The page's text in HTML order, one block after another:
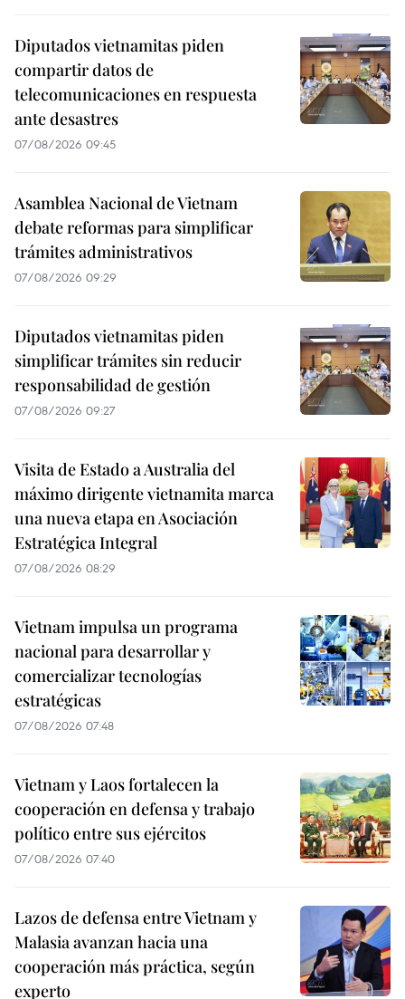
Diputados vietnamitas piden
compartir datos de
telecomunicaciones en respuesta
ante desastres
07/08/2026 09:45
Asamblea Nacional de Vietnam
debate reformas para simplificar
trámites administrativos
07/08/2026 09:29
Diputados vietnamitas piden
simplificar trámites sin reducir
responsabilidad de gestión
07/08/2026 09:27
Visita de Estado a Australia del
máximo dirigente vietnamita marca
una nueva etapa en Asociación
Estratégica Integral
07/08/2026 08:29
Vietnam impulsa un programa
nacional para desarrollar y
comercializar tecnologías
estratégicas
07/08/2026 07:48
Vietnam y Laos fortalecen la
cooperación en defensa y trabajo
político entre sus ejércitos
07/08/2026 07:40
Lazos de defensa entre Vietnam y
Malasia avanzan hacia una
cooperación más práctica, según
experto